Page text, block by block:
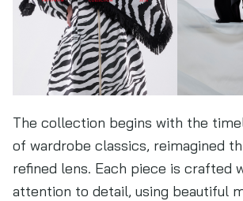
The collection begins with the
of wardrobe classics, reimagined
refined lens. Each piece is crafted
attention to detail, using beautiful